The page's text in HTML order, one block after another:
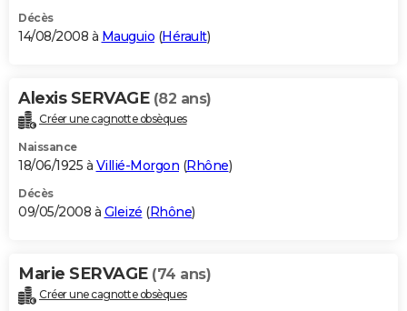
Décès
14/08/2008 à Mauguio (Hérault)
Alexis SERVAGE (82 ans)
Créer une cagnotte obsèques
Naissance
18/06/1925 à Villié-Morgon (Rhône)
Décès
09/05/2008 à Gleizé (Rhône)
Marie SERVAGE (74 ans)
Créer une cagnotte obsèques